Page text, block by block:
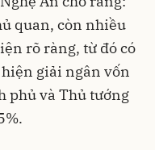
quan, còn nhiều
rõ ràng, từ đó có
giải ngân vốn
phủ và Thủ tướng